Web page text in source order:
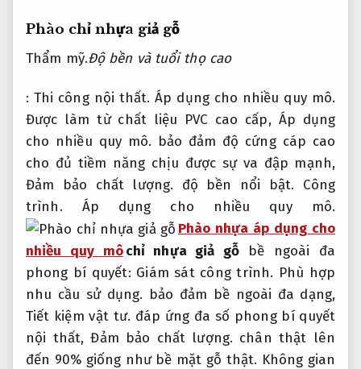
Phào chỉ nhựa giả gỗ
Thẩm mỹ.Độ bền và tuổi thọ cao
:Thi công nội thất. Áp dụng cho nhiều quy mô.
Được làm từ chất liệu PVC cao cấp, Áp dụng
cho nhiều quy mô. bảo đảm độ cứng cáp cao
cho đủ tiềm năng chịu được sự va đập mạnh,
Đảm bảo chất lượng. độ bền nổi bật. Công
trình.
Áp dụng cho nhiều quy mô.
Phào nhựa áp dụng cho
nhiều quy mô chỉ nhựa giả gỗ bề ngoài đa
phong bí quyết: Giám sát công trình. Phù hợp
nhu cầu sử dụng. bảo đảm bề ngoài đa dạng,
Tiết kiệm vật tư. đáp ứng đa số phong bí quyết
nội thất,Đảm bảo chất lượng. chân thật lên
đến 90% giống như bề mặt gỗ thật. Không gian